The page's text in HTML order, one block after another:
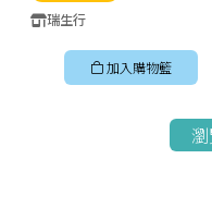
瑞生行
加入購物籃